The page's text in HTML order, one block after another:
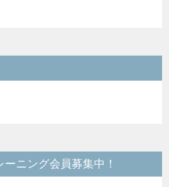
ニング会員募集中！